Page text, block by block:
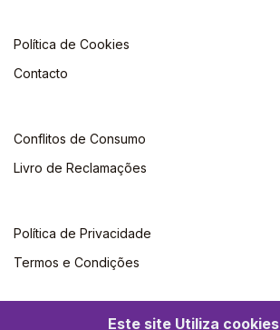
Este site Utiliza cookies
Política de Cookies
Contacto
Conflitos de Consumo
Livro de Reclamações
Política de Privacidade
Termos e Condições